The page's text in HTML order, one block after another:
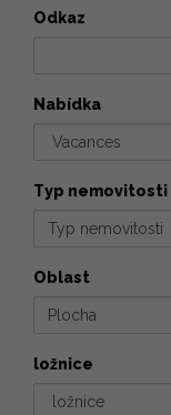
Odkaz
Nabídka
Typ nemovitosti
Typ nemovitosti
Oblast
Plocha
ložnice